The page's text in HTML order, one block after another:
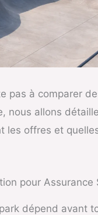
pas à comparer
nous allons
les offres et
pour Assurance
dépend